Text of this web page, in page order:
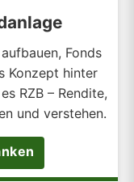
Fonds
Konzept hinter
RZB – Rendite,
und verstehen.